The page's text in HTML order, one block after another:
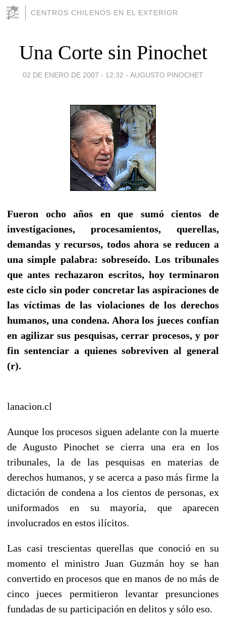
CENTROS CHILENOS EN EL EXTERIOR
Una Corte sin Pinochet
02 DE ENERO DE 2007 - 12:32 - AUGUSTO PINOCHET
Fueron ocho años en que sumó cientos de
investigaciones, procesamientos, querellas,
demandas y recursos, todos ahora se reducen a
una simple palabra: sobreseído. Los tribunales
que antes rechazaron escritos, hoy terminaron
este ciclo sin poder concretar las aspiraciones de
las víctimas de las violaciones de los derechos
humanos, una condena. Ahora los jueces confían
en agilizar sus pesquisas, cerrar procesos, y por
fin sentenciar a quienes sobreviven al general
(r).
lanacion.cl
Aunque los procesos siguen adelante con la muerte
de Augusto Pinochet se cierra una era en los
tribunales, la de las pesquisas en materias de
derechos humanos, y se acerca a paso más firme la
dictación de condena a los cientos de personas, ex
uniformados en su mayoría, que aparecen
involucrados en estos ilícitos.
Las casi trescientas querellas que conoció en su
momento el ministro Juan Guzmán hoy se han
convertido en procesos que en manos de no más de
cinco jueces permitieron levantar presunciones
fundadas de su participación en delitos y sólo eso.